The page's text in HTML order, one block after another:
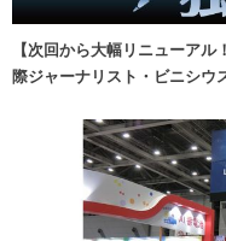
【次回から大幅リニューア
際ジャーナリスト・ビニシウ